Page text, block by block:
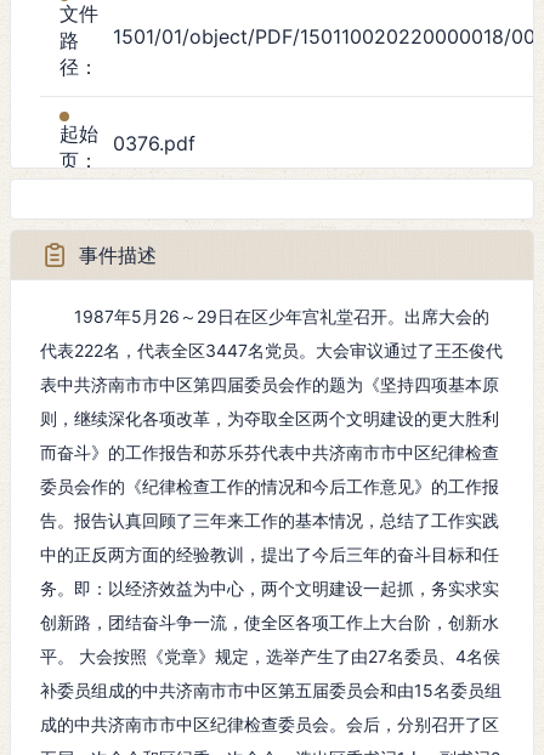
文件
路
径：
1501/01/object/PDF/150110020220000018/001
起始
页：
0376.pdf
事件
类
型：
政治事件
起始
时
间：
结束
时
间：
1987年5月29日
发生
地
市中区少年宫礼堂
事件描述
1987年5月26～29日在区少年宫礼堂召开。出席大会的
代表222名，代表全区3447名党员。大会审议通过了王丕俊代
表中共济南市市中区第四届委员会作的题为《坚持四项基本原
则，继续深化各项改革，为夺取全区两个文明建设的更大胜利
而奋斗》的工作报告和苏乐芬代表中共济南市市中区纪律检查
委员会作的《纪律检查工作的情况和今后工作意见》的工作报
告。报告认真回顾了三年来工作的基本情况，总结了工作实践
中的正反两方面的经验教训，提出了今后三年的奋斗目标和任
务。即：以经济效益为中心，两个文明建设一起抓，务实求实
创新路，团结奋斗争一流，使全区各项工作上大台阶，创新水
平。 大会按照《党章》规定，选举产生了由27名委员、4名侯
补委员组成的中共济南市市中区第五届委员会和由15名委员组
成的中共济南市市中区纪律检查委员会。会后，分别召开了区